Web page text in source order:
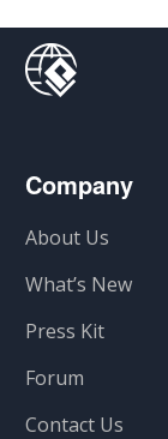
Company
About Us
What’s New
Press Kit
Forum
Contact Us